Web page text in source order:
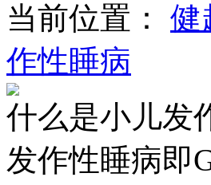
当前位置： 健
作性睡病
什么是小儿发
发作性睡病即